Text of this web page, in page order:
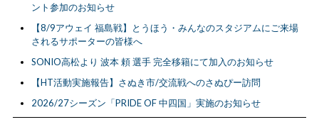
ント参加のお知らせ
【8/9アウェイ 福島戦】とうほう・みんなのスタジアムにご来場
されるサポーターの皆様へ
SONIO高松より 波本 頼 選手 完全移籍にて加入のお知らせ
【HT活動実施報告】さぬき市/交流戦へのさぬぴー訪問
2026/27シーズン「PRIDE OF 中四国」実施のお知らせ